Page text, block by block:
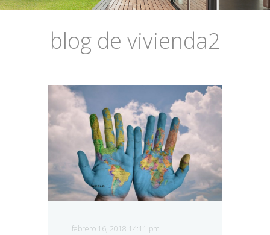
blog de vivienda2
febrero 16, 2018 14:11 pm